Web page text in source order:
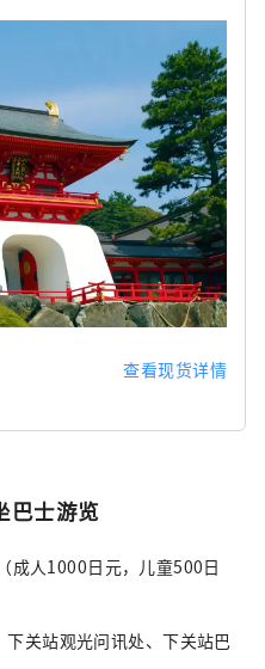
查看现货详情
巴士游览
成人1000日元，儿童500日
关站观光问讯处、下关站巴